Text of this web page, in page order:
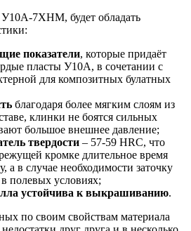
7ХНМ, будет обладать
показатели, которые придаёт
пласты У10А, в сочетании с
для композитных булатных
благодаря более мягким слоям из
клинки не боятся сильных
большое внешнее давление;
твердости – 57-59 HRC, что
кромке длительное время
а в случае необходимости заточку
полевых условиях;
устойчива к выкрашиванию.
по своим свойствам материала